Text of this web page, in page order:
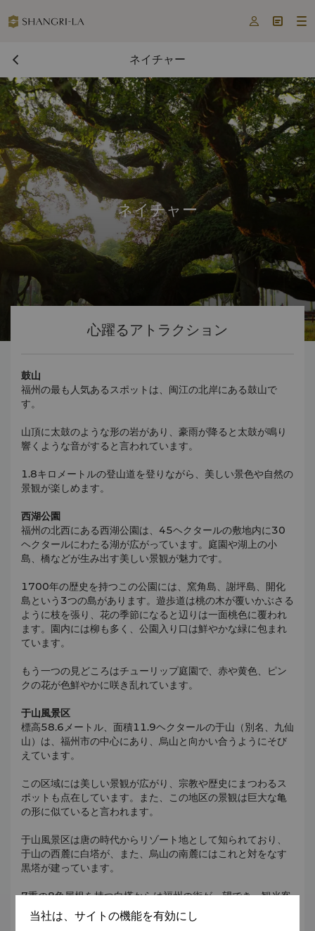
  
ネイチャー
ネイチャー
心躍るアトラクション
鼓山
福州の最も人気あるスポットは、闽江の北岸にある鼓山で
す。
山頂に太鼓のような形の岩があり、豪雨が降ると太鼓が鳴り
響くような音がすると言われています。
1.8キロメートルの登山道を登りながら、美しい景色や自然の
景観が楽しめます。
西湖公園
福州の北西にある西湖公園は、45ヘクタールの敷地内に30
ヘクタールにわたる湖が広がっています。庭園や湖上の小
島、橋などが生み出す美しい景観が魅力です。
1700年の歴史を持つこの公園には、窯角島、謝坪島、開化
島という3つの島があります。遊歩道は桃の木が覆いかぶさる
ように枝を張り、花の季節になると辺りは一面桃色に覆われ
ます。園内には柳も多く、公園入り口は鮮やかな緑に包まれ
ています。
もう一つの見どころはチューリップ庭園で、赤や黄色、ピン
クの花が色鮮やかに咲き乱れています。
于山風景区
標高58.6メートル、面積11.9ヘクタールの于山（別名、九仙
山）は、福州市の中心にあり、烏山と向かい合うようにそび
えています。
この区域には美しい景観が広がり、宗教や歴史にまつわるス
ポットも点在しています。また、この地区の景観は巨大な亀
の形に似ていると言われます。
于山風景区は唐の時代からリゾート地として知られており、
于山の西麓に白塔が、また、烏山の南麓にはこれと対をなす
黒塔が建っています。
7重の8角屋根を持つ白塔からは福州の街が一望でき、観光客
にはまたとない展望ポイントとなっています。
当社は、サイトの機能を有効にし